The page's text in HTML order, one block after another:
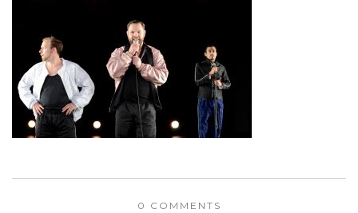
0 COMMENTS